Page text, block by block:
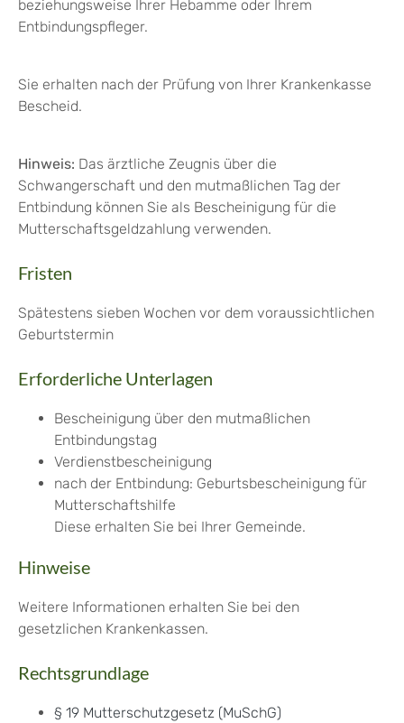
beziehungsweise Ihrer Hebamme oder Ihrem
Entbindungspfleger.
Sie erhalten nach der Prüfung von Ihrer Krankenkasse
Bescheid.
Hinweis: Das ärztliche Zeugnis über die
Schwangerschaft und den mutmaßlichen Tag der
Entbindung können Sie als Bescheinigung für die
Mutterschaftsgeldzahlung verwenden.
Fristen
Spätestens sieben Wochen vor dem voraussichtlichen
Geburtstermin
Erforderliche Unterlagen
Bescheinigung über den mutmaßlichen
Entbindungstag
Verdienstbescheinigung
nach der Entbindung: Geburtsbescheinigung für
Mutterschaftshilfe
Diese erhalten Sie bei Ihrer Gemeinde.
Hinweise
Weitere Informationen erhalten Sie bei den
gesetzlichen Krankenkassen.
Rechtsgrundlage
§ 19 Mutterschutzgesetz (MuSchG)